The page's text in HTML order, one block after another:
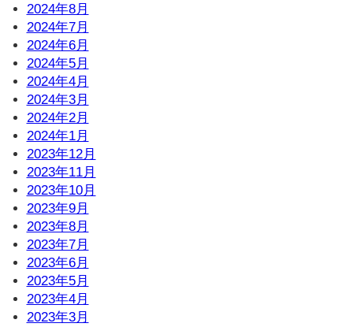
2024年8月
2024年7月
2024年6月
2024年5月
2024年4月
2024年3月
2024年2月
2024年1月
2023年12月
2023年11月
2023年10月
2023年9月
2023年8月
2023年7月
2023年6月
2023年5月
2023年4月
2023年3月